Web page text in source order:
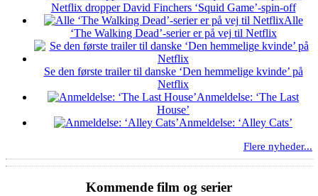
Netflix dropper David Finchers ‘Squid Game’-spin-off
Alle
‘The Walking Dead’-serier er på vej til Netflix
Se den første trailer til danske ‘Den hemmelige kvinde’ på
Netflix
Anmeldelse: ‘The Last
House’
Anmeldelse: ‘Alley Cats’
Flere nyheder...
Kommende film og serier